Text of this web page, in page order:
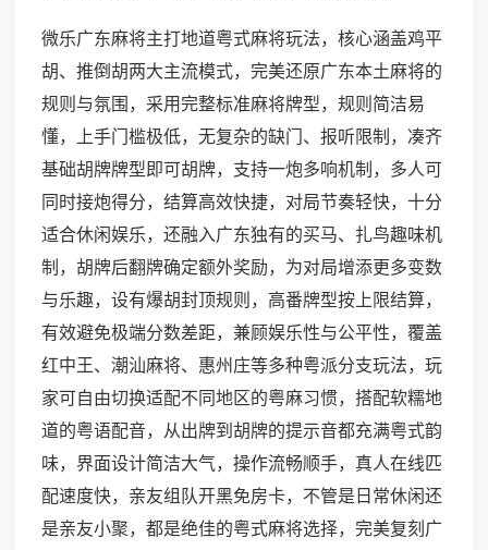
微乐广东麻将主打地道粤式麻将玩法，核心涵盖鸡平
胡、推倒胡两大主流模式，完美还原广东本土麻将的
规则与氛围，采用完整标准麻将牌型，规则简洁易
懂，上手门槛极低，无复杂的缺门、报听限制，凑齐
基础胡牌牌型即可胡牌，支持一炮多响机制，多人可
同时接炮得分，结算高效快捷，对局节奏轻快，十分
适合休闲娱乐，还融入广东独有的买马、扎鸟趣味机
制，胡牌后翻牌确定额外奖励，为对局增添更多变数
与乐趣，设有爆胡封顶规则，高番牌型按上限结算，
有效避免极端分数差距，兼顾娱乐性与公平性，覆盖
红中王、潮汕麻将、惠州庄等多种粤派分支玩法，玩
家可自由切换适配不同地区的粤麻习惯，搭配软糯地
道的粤语配音，从出牌到胡牌的提示音都充满粤式韵
味，界面设计简洁大气，操作流畅顺手，真人在线匹
配速度快，亲友组队开黑免房卡，不管是日常休闲还
是亲友小聚，都是绝佳的粤式麻将选择，完美复刻广